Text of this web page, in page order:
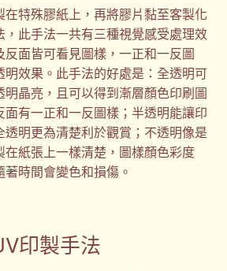
在特殊膠紙上，再將膠片黏至客製化
此手法一共有三種視覺感受處理效
反面皆可看見圖樣，一正和一反圖
效果。此手法的好處是：全透明可
晶亮，且可以得到漸層顏色印刷圖
有一正和一反圖樣；半透明能讓印
明更為清楚利於觀賞；不透明像是
紙張上一樣清楚，圖樣顏色彩度
時間會變色和損傷。
印製手法